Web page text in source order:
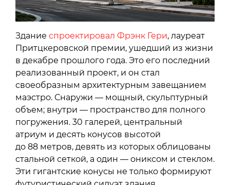
Здание спроектировал Фрэнк Гери, лауреат
Притцкеровской премии, ушедший из жизни
в декабре прошлого года. Это его последний
реализованный проект, и он стал
своеобразным архитектурным завещанием
маэстро. Снаружи — мощный, скульптурный
объем; внутри — пространство для полного
погружения. 30 галерей, центральный
атриум и десять конусов высотой
до 88 метров, девять из которых облицованы
стальной сеткой, а один — ониксом и стеклом.
Эти гигантские конусы не только формируют